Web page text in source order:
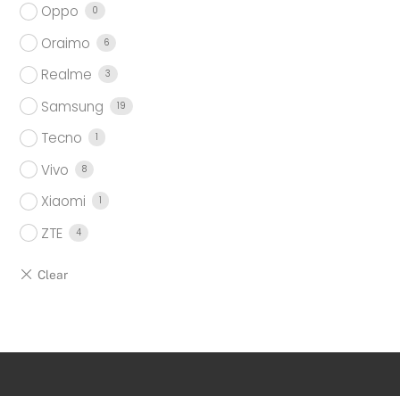
Oppo 0
Oraimo 6
Realme 3
Samsung 19
Tecno 1
Vivo 8
Xiaomi 1
ZTE 4